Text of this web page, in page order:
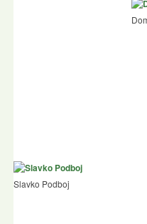
Slavko Podboj